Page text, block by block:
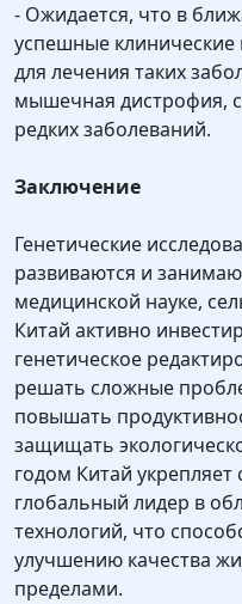
- Ожидается, что в
успешные
для лечения таких
мышечная дистрофия,
редких заболеваний.
Заключение
Генетические
развиваются и
медицинской науке,
Китай активно
генетическое
решать сложные
повышать
защищать
годом Китай укрепляет
глобальный лидер в
технологий, что
улучшению качества
пределами.